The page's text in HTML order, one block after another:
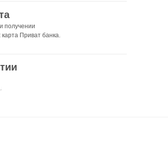
получении
Приват банка.